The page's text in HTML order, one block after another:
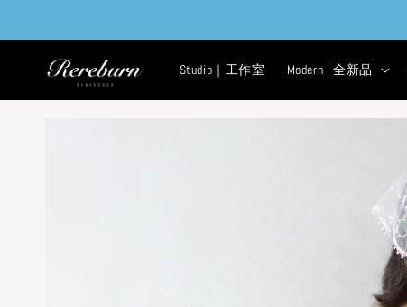
Studio｜工作室 Modern | 全新品